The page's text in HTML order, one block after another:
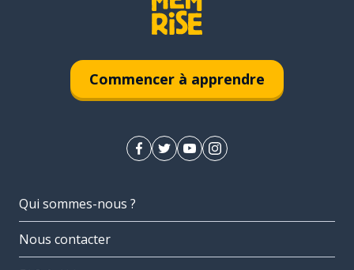
Commencer à apprendre
Qui sommes-nous ?
Nous contacter